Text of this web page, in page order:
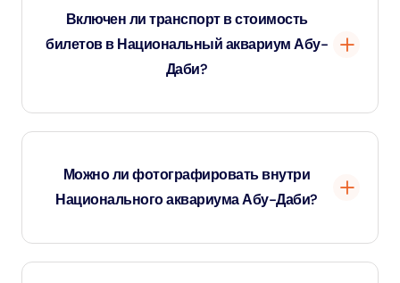
имеют право на бесплатный вход при наличии
действительного удостоверения личности. Правила
продажи билетов могут меняться, поэтому
Включен ли транспорт в стоимость
билетов в Национальный аквариум Абу-
Даби?
Транспорт не входит в стоимость билетов в
должны самостоятельно организовать свой проезд до
Аль-Каны.
Можно ли фотографировать внутри
Национального аквариума Абу-Даби?
В Национальном аквариуме Абу-Даби разрешено